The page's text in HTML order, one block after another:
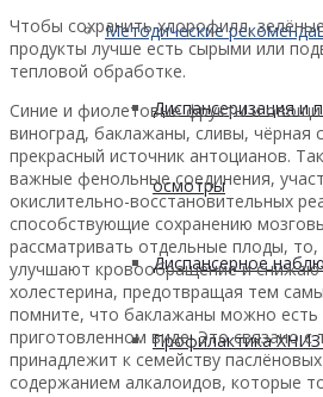
Методические
Диспансеризация и
осмотры
Диспансерное
Профилактика
Чтобы сохранить хлорофилл,
продукты лучше есть сырыми или
тепловой обработке.
Синие и фиолетовые фрукты и
виноград, баклажаны, сливы,
прекрасный источник антоцианов.
важные фенольные соединения,
окислительно-восстановительных
способствующие сохранению
рассматривать отдельные плоды,
улучшают кровообращение и
холестерина, предотвращая тем
помните, что баклажаны можно есть
приготовленном виде. Это связано
принадлежит к семейству
содержанием алкалоидов, которые